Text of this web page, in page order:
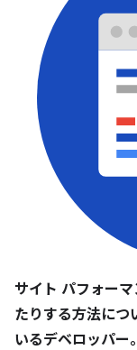
サイト パフォー
たりする方法につ
いるデベロッパー。